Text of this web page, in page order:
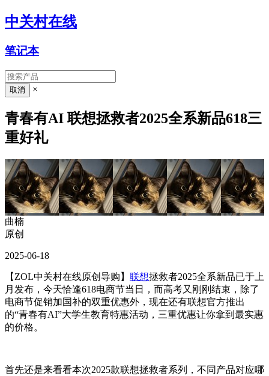
中关村在线
笔记本
×
青春有AI 联想拯救者2025全系新品618三
重好礼
曲楠
原创
2025-06-18
【ZOL中关村在线原创导购】 联想拯救者2025全系新品已于上
月发布，今天恰逢618电商节当日，而高考又刚刚结束，除了
电商节促销加国补的双重优惠外，现在还有联想官方推出
的“青春有AI”大学生教育特惠活动，三重优惠让你拿到最实惠
的价格。
首先还是来看看本次2025款联想拯救者系列，不同产品对应哪